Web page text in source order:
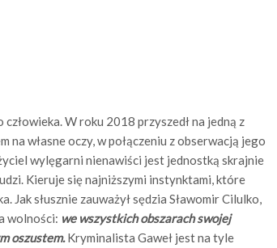
W roku 2018 przyszedł na jedną z
na własne oczy, w połączeniu z obserwacją jego
wylęgarni nienawiści jest jednostką skrajnie
Kieruje się najniższymi instynktami, które
Jak słusznie zauważył sędzia Sławomir Cilulko,
wolności: we wszystkich obszarach swojej
oszustem.Kryminalista Gaweł jest na tyle